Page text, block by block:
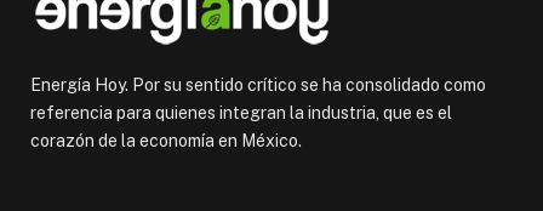
Energía Hoy. Por su sentido crítico se ha consolidado como
referencia para quienes integran la industria, que es el
corazón de la economía en México.